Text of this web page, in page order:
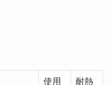
使用
耐熱